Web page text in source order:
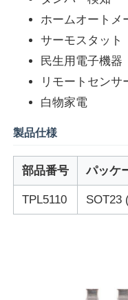
工場見学
品質管理
ニュース
事例
MCUのマイクロ制
ホームオートメ
サーモスタット
民生用電子機器
リモートセンサ
白物家電
製品仕様
部品番号 パッケ
TPL5110 SOT23